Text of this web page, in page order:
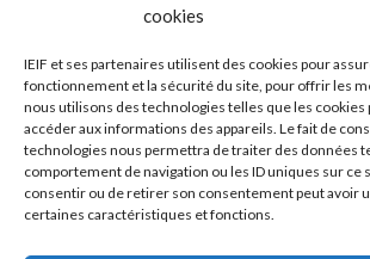
cookies
IEIF et ses partenaires utilisent des cookies pour
fonctionnement et la sécurité du site, pour offrir les
nous utilisons des technologies telles que les cookies
accéder aux informations des appareils. Le fait de
technologies nous permettra de traiter des données
comportement de navigation ou les ID uniques sur ce
consentir ou de retirer son consentement peut avoir
certaines caractéristiques et fonctions.
Prénom*
E-mail*